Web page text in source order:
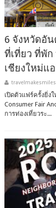
6 จังหวัดอั
ที่เที่ยว ที่พั
เชียงใหม่แ
travelmakesmiles
เปิดตัวแฟร์ครั้งยิ่ง
Consumer Fair
การท่องเที่ยวระ...